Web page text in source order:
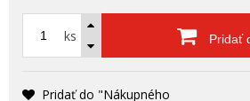
ks Pridať
Pridať do "Nákupného